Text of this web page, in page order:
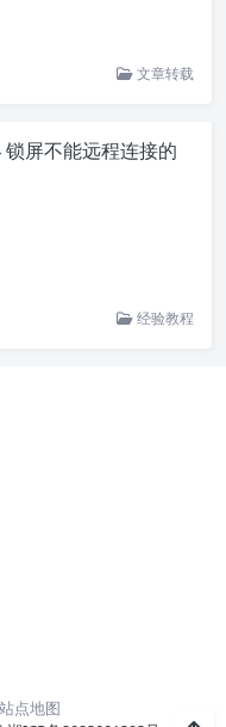
文章转载
屏不能远程连接的
经验教程
站点地图